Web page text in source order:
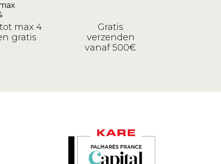
max 4
gratis
Gratis
verzenden
vanaf 500€